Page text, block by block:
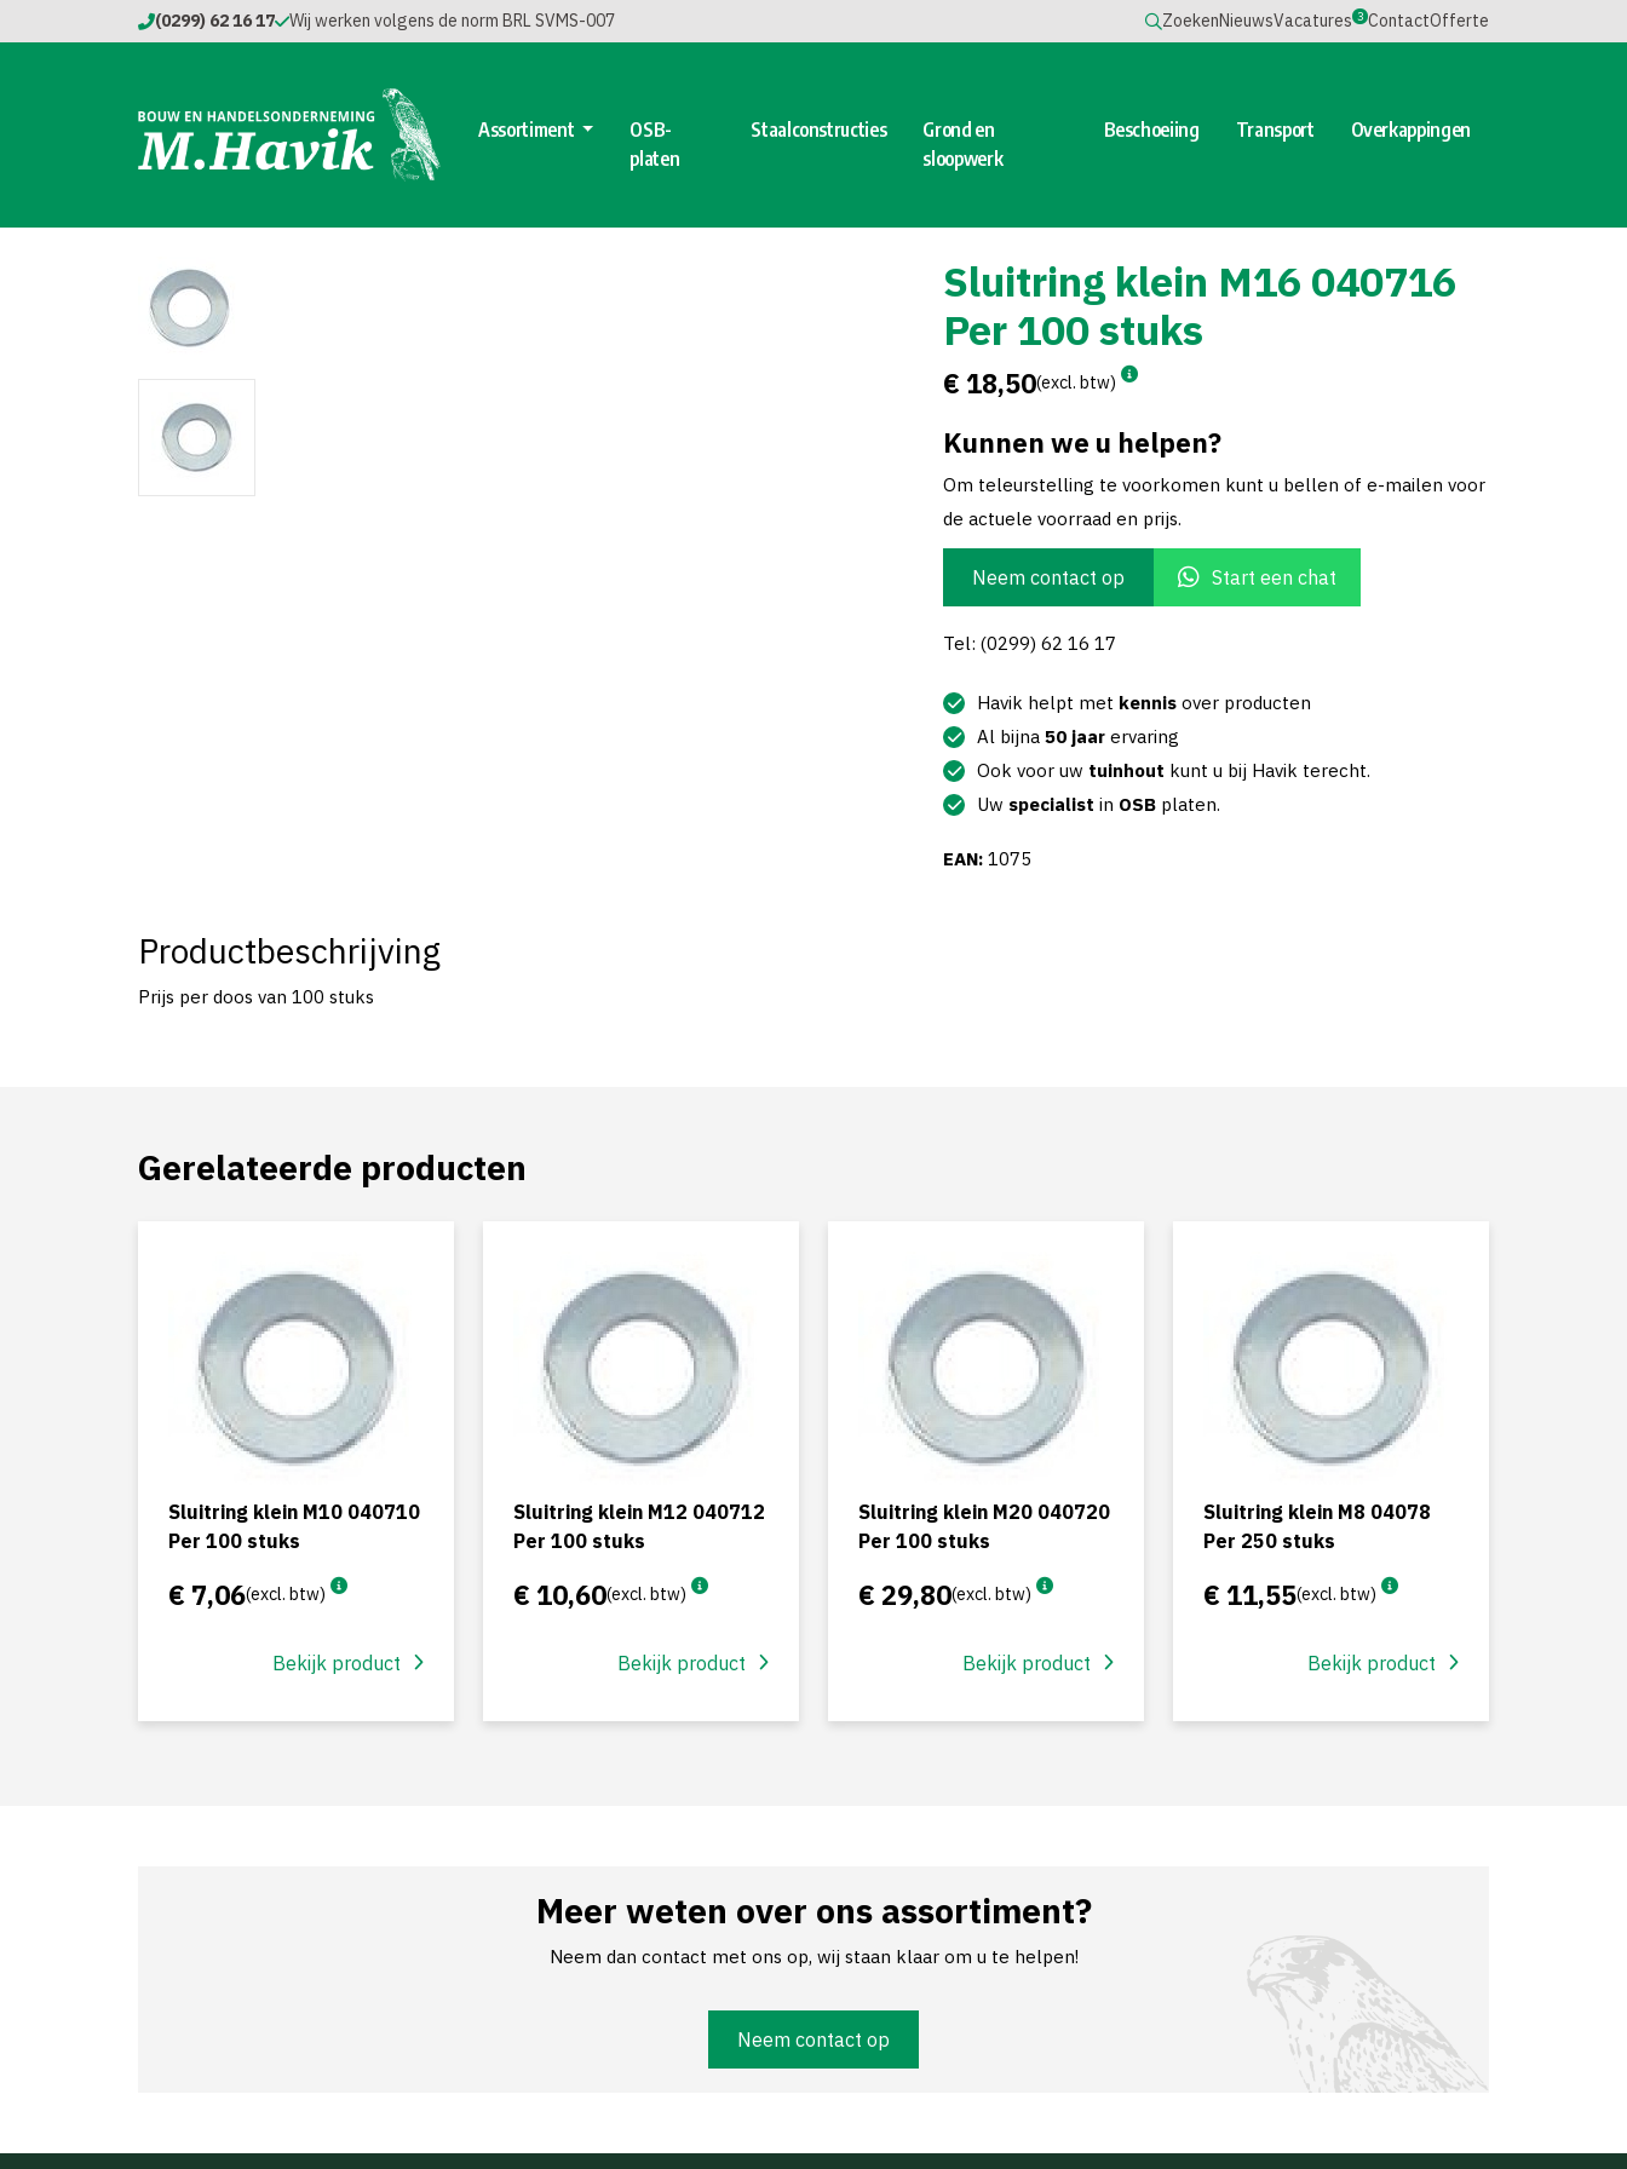
(0299) 62 16 17 Wij werken volgens de norm BRL SVMS-007 ZoekenNieuwsVacatures 3 ContactOfferte
Assortiment
OSB-
platen
Staalconstructies
Grond en
sloopwerk
Beschoeiing Transport Overkappingen
Sluitring klein M16 040716
Per 100 stuks
€ 18,50(excl. btw)
Kunnen we u helpen?
Om teleurstelling te voorkomen kunt u bellen of e-mailen voor
de actuele voorraad en prijs.
Neem contact op Start een chat
Tel: (0299) 62 16 17
Havik helpt met kennis over producten
Al bijna 50 jaar ervaring
Ook voor uw tuinhout kunt u bij Havik terecht.
Uw specialist in OSB platen.
EAN: 1075
Productbeschrijving
Prijs per doos van 100 stuks
Gerelateerde producten
Sluitring klein M10 040710
Per 100 stuks
€ 7,06(excl. btw)
Bekijk product
Sluitring klein M12 040712
Per 100 stuks
€ 10,60(excl. btw)
Bekijk product
Sluitring klein M20 040720
Per 100 stuks
€ 29,80(excl. btw)
Bekijk product
Sluitring klein M8 04078
Per 250 stuks
€ 11,55(excl. btw)
Bekijk product
Meer weten over ons assortiment?
Neem dan contact met ons op, wij staan klaar om u te helpen!
Neem contact op